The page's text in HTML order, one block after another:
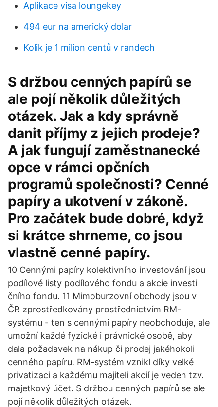
Aplikace visa loungekey
494 eur na americký dolar
Kolik je 1 milion centů v randech
S držbou cenných papírů se
ale pojí několik důležitých
otázek. Jak a kdy správně
danit příjmy z jejich prodeje?
A jak fungují zaměstnanecké
opce v rámci opčních
programů společnosti? Cenné
papíry a ukotvení v zákoně.
Pro začátek bude dobré, když
si krátce shrneme, co jsou
vlastně cenné papíry.
10 Cennými papíry kolektivního investování jsou
podílové listy podílového fondu a akcie investi
čního fondu. 11 Mimoburzovní obchody jsou v
ČR zprostředkovány prostřednictvím RM-
systému - ten s cennými papíry neobchoduje, ale
umožní každé fyzické i právnické osobě, aby
dala požadavek na nákup či prodej jakéhokoli
cenného papíru. RM-systém vznikl díky velké
privatizaci a každému majiteli akcií je veden tzv.
majetkový účet. S držbou cenných papírů se ale
pojí několik důležitých otázek.